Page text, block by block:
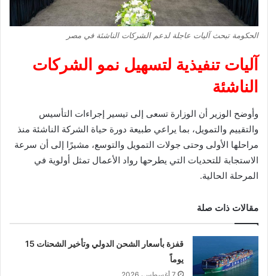
الحكومة تبحث آليات عاجلة لدعم الشركات الناشئة في مصر
آليات تنفيذية لتسهيل نمو الشركات
الناشئة
وأوضح الوزير أن الوزارة تسعى إلى تيسير إجراءات التأسيس
والتقييم والتمويل، بما يراعي طبيعة دورة حياة الشركة الناشئة منذ
مراحلها الأولى وحتى جولات التمويل والتوسع، مشيرًا إلى أن سرعة
الاستجابة للتحديات التي يطرحها رواد الأعمال تمثل أولوية في
المرحلة الحالية.
مقالات ذات صلة
قفزة بأسعار الشحن الدولي وتأخير الشحنات 15
يوماً